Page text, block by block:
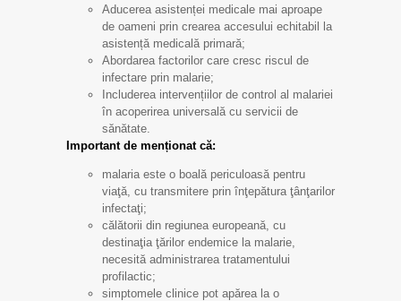
Aducerea asistenței medicale mai aproape
de oameni prin crearea accesului echitabil la
asistență medicală primară;
Abordarea factorilor care cresc riscul de
infectare prin malarie;
Includerea intervențiilor de control al malariei
în acoperirea universală cu servicii de
sănătate.
Important de menționat că:
malaria este o boală periculoasă pentru
viaţă, cu transmitere prin înţepătura ţânţarilor
infectaţi;
călătorii din regiunea europeană, cu
destinaţia ţărilor endemice la malarie,
necesită administrarea tratamentului
profilactic;
simptomele clinice pot apărea la o